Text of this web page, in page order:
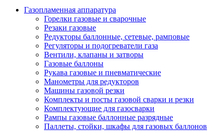
Газопламенная аппаратура
Горелки газовые и сварочные
Резаки газовые
Редукторы баллонные, сетевые, рамповые
Регуляторы и подогреватели газа
Вентили, клапаны и затворы
Газовые баллоны
Рукава газовые и пневматические
Манометры для редукторов
Машины газовой резки
Комплекты и посты газовой сварки и резки
Комплектующие для газосварки
Рампы газовые баллонные разрядные
Паллеты, стойки, шкафы для газовых баллонов